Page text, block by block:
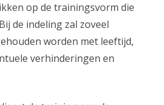
op de trainingsvorm die
de indeling zal zoveel
worden met leeftijd,
verhinderingen en